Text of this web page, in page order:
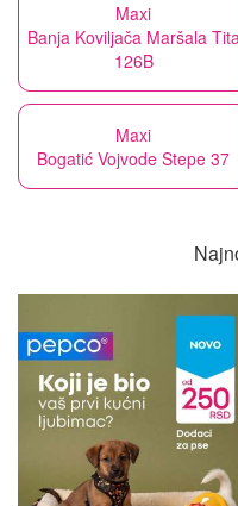
Maxi
Banja Koviljača Maršala
126B
Maxi
Bogatić Vojvode Stepe 37